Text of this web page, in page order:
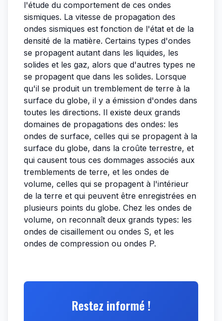
l'étude du comportement de ces ondes
sismiques. La vitesse de propagation des
ondes sismiques est fonction de l'état et de la
densité de la matière. Certains types d'ondes
se propagent autant dans les liquides, les
solides et les gaz, alors que d'autres types ne
se propagent que dans les solides. Lorsque
qu'il se produit un tremblement de terre à la
surface du globe, il y a émission d'ondes dans
toutes les directions. Il existe deux grands
domaines de propagations des ondes: les
ondes de surface, celles qui se propagent à la
surface du globe, dans la croûte terrestre, et
qui causent tous ces dommages associés aux
tremblements de terre, et les ondes de
volume, celles qui se propagent à l'intérieur
de la terre et qui peuvent être enregistrées en
plusieurs points du globe. Chez les ondes de
volume, on reconnaît deux grands types: les
ondes de cisaillement ou ondes S, et les
ondes de compression ou ondes P.
Restez informé !